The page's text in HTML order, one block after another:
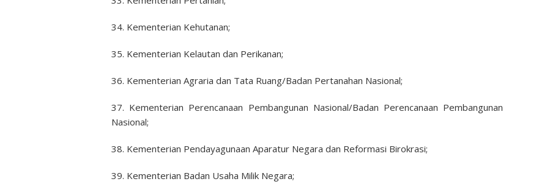
34. Kementerian Kehutanan;
35. Kementerian Kelautan dan Perikanan;
36. Kementerian Agraria dan Tata Ruang/Badan Pertanahan Nasional;
37. Kementerian Perencanaan Pembangunan Nasional/Badan Perencanaan Pembangunan
Nasional;
38. Kementerian Pendayagunaan Aparatur Negara dan Reformasi Birokrasi;
39. Kementerian Badan Usaha Milik Negara;